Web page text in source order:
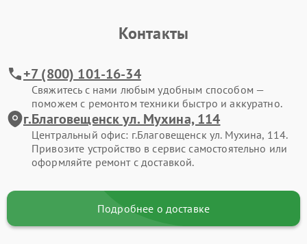
Контакты
+7 (800) 101-16-34
Свяжитесь с нами любым удобным способом —
поможем с ремонтом техники быстро и аккуратно.
г.Благовещенск ул. Мухина, 114
Центральный офис: г.Благовещенск ул. Мухина, 114.
Привозите устройство в сервис самостоятельно или
оформляйте ремонт с доставкой.
Подробнее о доставке